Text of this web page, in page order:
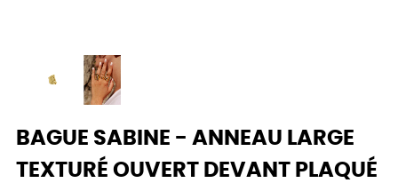
BAGUE SABINE - ANNEAU LARGE
TEXTURÉ OUVERT DEVANT PLAQUÉ